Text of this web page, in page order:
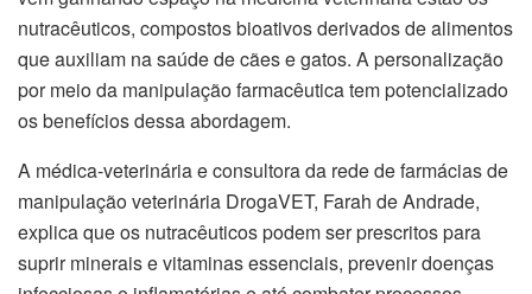
nutracêuticos, compostos bioativos derivados de alimentos
que auxiliam na saúde de cães e gatos. A personalização
por meio da manipulação farmacêutica tem potencializado
os benefícios dessa abordagem.
A médica-veterinária e consultora da rede de farmácias de
manipulação veterinária DrogaVET, Farah de Andrade,
explica que os nutracêuticos podem ser prescritos para
suprir minerais e vitaminas essenciais, prevenir doenças